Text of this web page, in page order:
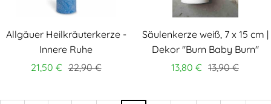
Allgäuer Heilkräuterkerze -
Innere Ruhe
21,50 € 22,90 €
Säulenkerze weiß, 7 x 15 cm |
Dekor "Burn Baby Burn"
13,80 € 13,90 €